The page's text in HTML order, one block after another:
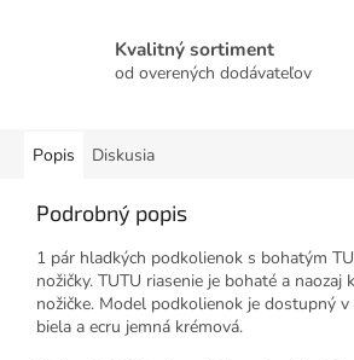
Kvalitný sortiment
od overených dodávateľov
Popis Diskusia
Podrobný popis
1 pár hladkých podkolienok s bohatým
nožičky. TUTU riasenie je bohaté a naozaj
nožičke. Model podkolienok je dostupný
biela a ecru jemná krémová.